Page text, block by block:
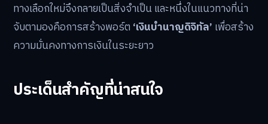
ทางเลือกใหม่จึงกลายเป็นสิ่งจำเป็น และหนึ่งในแนวทางที่น่า
จับตามองคือการสร้างพอร์ต ‘เงินบำนาญดิจิทัล’ เพื่อสร้าง
ความมั่นคงทางการเงินในระยะยาว
ประเด็นสำคัญที่น่าสนใจ